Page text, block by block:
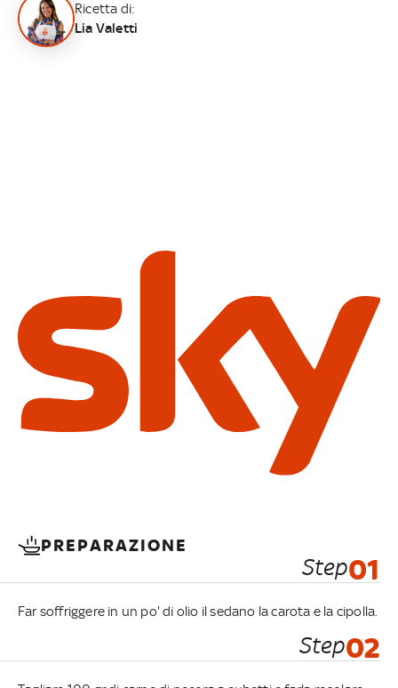
Ricetta di:
Lia Valetti
PREPARAZIONE
Step01
Far soffriggere in un po' di olio il sedano la carota e la cipolla.
Step02